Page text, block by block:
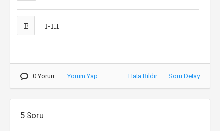
E I-III
0 Yorum Yorum Yap Hata Bildir Soru Detay
5.Soru